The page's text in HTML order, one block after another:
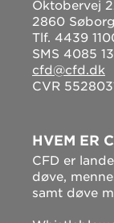
Oktobervej
2860 Søborg
Tlf. 4439
SMS 4085
cfd@cfd.dk
CVR
HVEM ER
CFD er
døve,
samt døve